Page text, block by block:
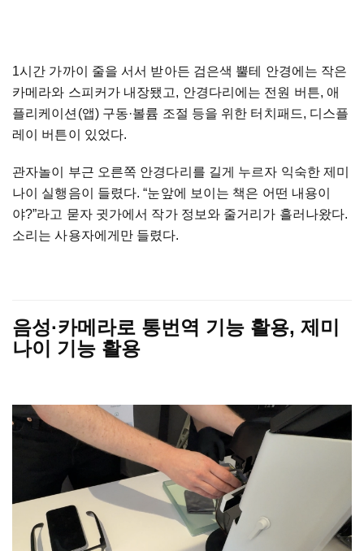
1시간 가까이 줄을 서서 받아든 검은색 뿔테 안경에는 작은
카메라와 스피커가 내장됐고, 안경다리에는 전원 버튼, 애
플리케이션(앱) 구동·볼륨 조절 등을 위한 터치패드, 디스플
레이 버튼이 있었다.
관자놀이 부근 오른쪽 안경다리를 길게 누르자 익숙한 제미
나이 실행음이 들렸다. “눈앞에 보이는 책은 어떤 내용이
야?”라고 묻자 귓가에서 작가 정보와 줄거리가 흘러나왔다.
소리는 사용자에게만 들렸다.
음성·카메라로 통번역 기능 활용, 제미
나이 기능 활용